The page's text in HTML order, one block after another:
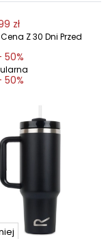
zł
Z 30 Dni Przed
50%
50%